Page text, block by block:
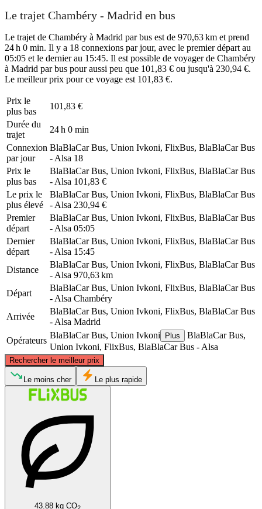
Le trajet Chambéry - Madrid en bus
Le trajet de Chambéry à Madrid par bus est de 970,63 km et prend
24 h 0 min. Il y a 18 connexions par jour, avec le premier départ au
05:05 et le dernier au 15:45. Il est possible de voyager de Chambéry
à Madrid par bus pour aussi peu que 101,83 € ou jusqu'à 230,94 €.
Le meilleur prix pour ce voyage est 101,83 €.
Prix ​​le
plus bas
101,83 €
Durée du
trajet
24 h 0 min
Connexion
par jour
BlaBlaCar Bus, Union Ivkoni, FlixBus, BlaBlaCar Bus
- Alsa 18
Prix ​​le
plus bas
BlaBlaCar Bus, Union Ivkoni, FlixBus, BlaBlaCar Bus
- Alsa 101,83 €
Le prix le
plus élevé
BlaBlaCar Bus, Union Ivkoni, FlixBus, BlaBlaCar Bus
- Alsa 230,94 €
Premier
départ
BlaBlaCar Bus, Union Ivkoni, FlixBus, BlaBlaCar Bus
- Alsa 05:05
Dernier
départ
BlaBlaCar Bus, Union Ivkoni, FlixBus, BlaBlaCar Bus
- Alsa 15:45
Distance
BlaBlaCar Bus, Union Ivkoni, FlixBus, BlaBlaCar Bus
- Alsa 970,63 km
Départ
BlaBlaCar Bus, Union Ivkoni, FlixBus, BlaBlaCar Bus
- Alsa Chambéry
Arrivée
BlaBlaCar Bus, Union Ivkoni, FlixBus, BlaBlaCar Bus
- Alsa Madrid
Opérateurs
BlaBlaCar Bus, Union Ivkoni Plus
BlaBlaCar Bus,
Union Ivkoni, FlixBus, BlaBlaCar Bus - Alsa
Rechercher le meilleur prix
©CARTO, ©OpenStreetMap contributors
Le moins cher Le plus rapide
43.88 kg CO